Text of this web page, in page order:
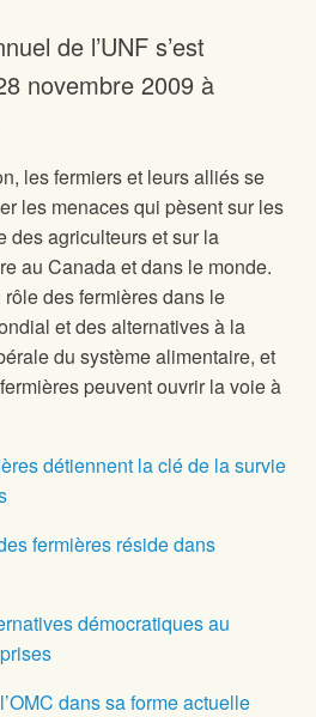
de l’UNF s’est
novembre 2009 à
les fermiers et leurs alliés se
les menaces qui pèsent sur les
des agriculteurs et sur la
au Canada et dans le monde.
des fermières dans le
et des alternatives à la
du système alimentaire, et
peuvent ouvrir la voie à
détiennent la clé de la survie
fermières réside dans
démocratiques au
dans sa forme actuelle